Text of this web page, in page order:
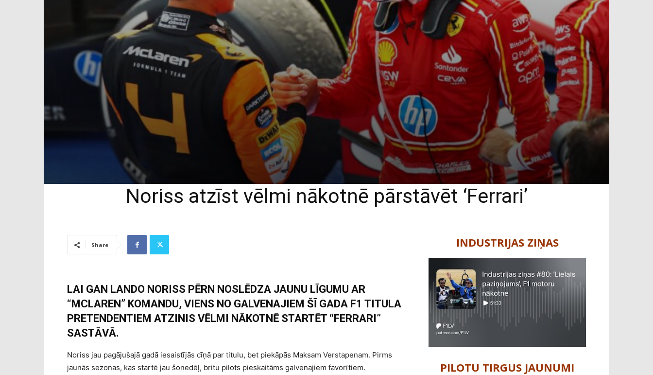
Noriss atzīst vēlmi nākotnē pārstāvēt ‘Ferrari’
Share
LAI GAN LANDO NORISS PĒRN NOSLĒDZA JAUNU LĪGUMU AR
“MCLAREN” KOMANDU, VIENS NO GALVENAJIEM ŠĪ GADA F1 TITULA
PRETENDENTIEM ATZINIS VĒLMI NĀKOTNĒ STARTĒT “FERRARI”
SASTĀVĀ.
Noriss jau pagājušajā gadā iesaistījās cīņā par titulu, bet piekāpās Maksam Verstapenam. Pirms
jaunās sezonas, kas startē jau šonedēļ, britu pilots pieskaitāms galvenajiem favorītiem.
INDUSTRIJAS ZIŅAS
PILOTU TIRGUS JAUNUMI